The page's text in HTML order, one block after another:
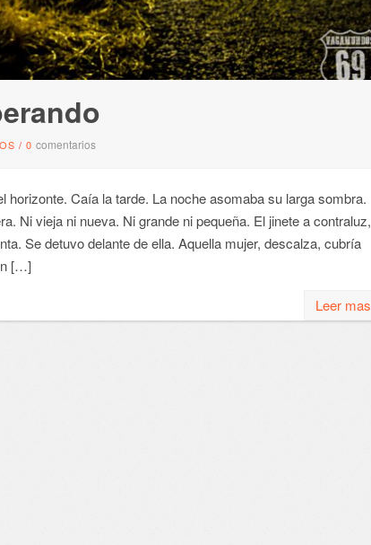
/ 0 comentarios
horizonte. Caía la tarde. La noche asomaba su larga sombra.
Ni vieja ni nueva. Ni grande ni pequeña. El jinete a contraluz,
Se detuvo delante de ella. Aquella mujer, descalza, cubría
[…]
Leer mas